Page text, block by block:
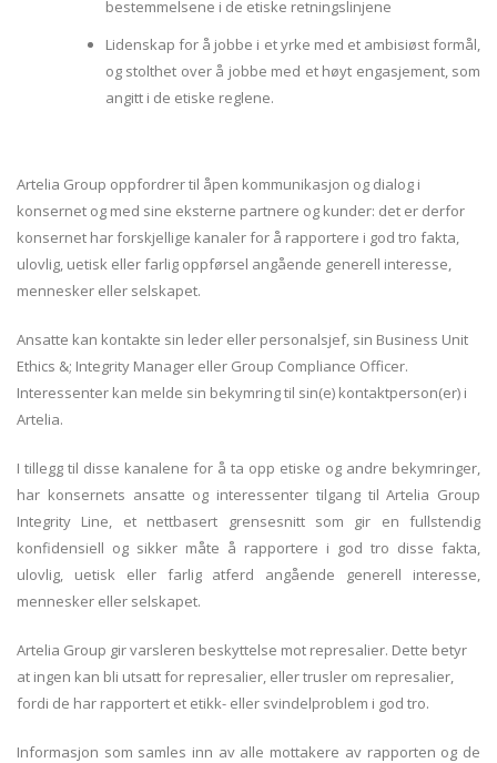
bestemmelsene i de etiske retningslinjene
Lidenskap for å jobbe i et yrke med et ambisiøst formål,
og stolthet over å jobbe med et høyt engasjement, som
angitt i de etiske reglene.
Artelia Group oppfordrer til åpen kommunikasjon og dialog i
konsernet og med sine eksterne partnere og kunder: det er derfor
konsernet har forskjellige kanaler for å rapportere i god tro fakta,
ulovlig, uetisk eller farlig oppførsel angående generell interesse,
mennesker eller selskapet.
Ansatte kan kontakte sin leder eller personalsjef, sin Business Unit
Ethics &; Integrity Manager eller Group Compliance Officer.
Interessenter kan melde sin bekymring til sin(e) kontaktperson(er) i
Artelia.
I tillegg til disse kanalene for å ta opp etiske og andre bekymringer,
har konsernets ansatte og interessenter tilgang til Artelia Group
Integrity Line, et nettbasert grensesnitt som gir en fullstendig
konfidensiell og sikker måte å rapportere i god tro disse fakta,
ulovlig, uetisk eller farlig atferd angående generell interesse,
mennesker eller selskapet.
Artelia Group gir varsleren beskyttelse mot represalier. Dette betyr
at ingen kan bli utsatt for represalier, eller trusler om represalier,
fordi de har rapportert et etikk- eller svindelproblem i god tro.
Informasjon som samles inn av alle mottakere av rapporten og de